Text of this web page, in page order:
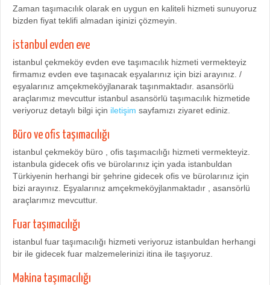
Zaman taşımacılık olarak en uygun en kaliteli hizmeti sunuyoruz
bizden fiyat teklifi almadan işinizi çözmeyin.
istanbul evden eve
istanbul çekmeköy evden eve taşımacılık hizmeti vermekteyiz
firmamız evden eve taşınacak eşyalarınız için bizi arayınız. /
eşyalarınız amçekmeköyjlanarak taşınmaktadır. asansörlü
araçlarımız mevcuttur istanbul asansörlü taşımacılık hizmetide
veriyoruz detaylı bilgi için iletişim sayfamızı ziyaret ediniz.
Büro ve ofis taşımacılığı
istanbul çekmeköy büro , ofis taşımacılığı hizmeti vermekteyiz.
istanbula gidecek ofis ve bürolarınız için yada istanbuldan
Türkiyenin herhangi bir şehrine gidecek ofis ve bürolarınız için
bizi arayınız. Eşyalarınız amçekmeköyjlanmaktadır , asansörlü
araçlarımız mevcuttur.
Fuar taşımacılığı
istanbul fuar taşımacılığı hizmeti veriyoruz istanbuldan herhangi
bir ile gidecek fuar malzemelerinizi itina ile taşıyoruz.
Makina taşımacılığı